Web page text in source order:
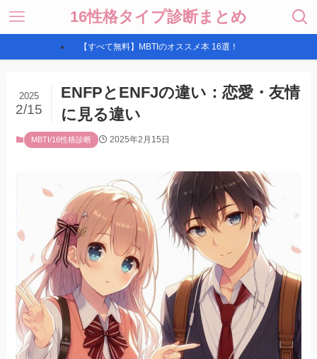
16性格タイプ診断まとめ
【すべて無料】MBTIのオススメ本 16選！
ENFPとENFJの違い：恋愛・友情
に見る違い
2025
2/15
MBTI/16性格診断 2025年2月15日